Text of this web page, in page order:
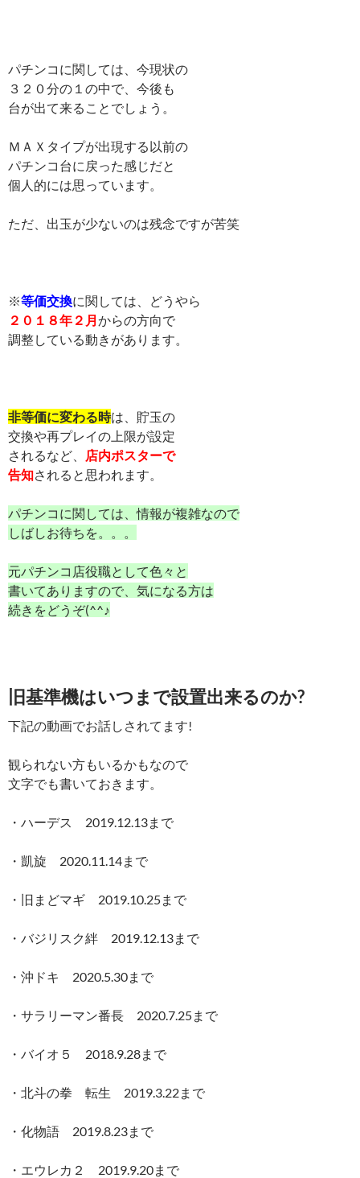
パチンコに関しては、今現状の
３２０分の１の中で、今後も
台が出て来ることでしょう。
ＭＡＸタイプが出現する以前の
パチンコ台に戻った感じだと
個人的には思っています。
ただ、出玉が少ないのは残念ですが苦笑
※等価交換に関しては、どうやら
２０１８年２月からの方向で
調整している動きがあります。
非等価に変わる時は、貯玉の
交換や再プレイの上限が設定
されるなど、
店内ポスターで
告知されると思われます。
パチンコに関しては、情報が複雑なので
しばしお待ちを。。。
元パチンコ店役職として色々と
書いてありますので、気になる方は
続きをどうぞ(^^♪
旧基準機はいつまで設置出来るのか?
下記の動画でお話しされてます!
観られない方もいるかもなので
文字でも書いておきます。
・ハーデス 2019.12.13まで
・凱旋 2020.11.14まで
・旧まどマギ 2019.10.25まで
・バジリスク絆 2019.12.13まで
・沖ドキ 2020.5.30まで
・サラリーマン番長 2020.7.25まで
・バイオ５ 2018.9.28まで
・北斗の拳 転生 2019.3.22まで
・化物語 2019.8.23まで
・エウレカ２ 2019.9.20まで